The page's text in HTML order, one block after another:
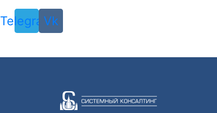
Telegram
Vk